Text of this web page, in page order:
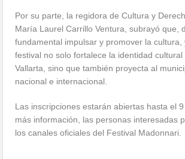
Por su parte, la regidora de Cultura y
María Laurel Carrillo Ventura, subrayó que,
fundamental impulsar y promover la cultura,
festival no solo fortalece la identidad cultural
Vallarta, sino que también proyecta al
nacional e internacional.
Las inscripciones estarán abiertas hasta el
más información, las personas interesadas
los canales oficiales del Festival Madonnari.